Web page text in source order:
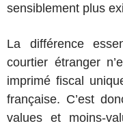
sensiblement plus
La différence
courtier étranger
imprimé fiscal
française. C’est
values et moins-